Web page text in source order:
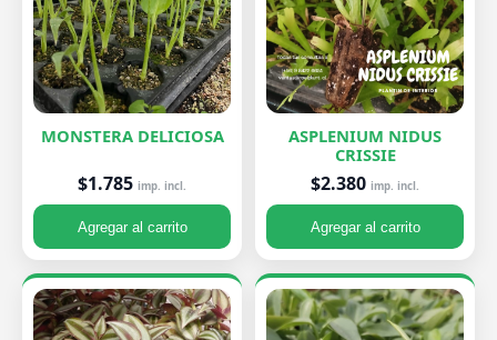
MONSTERA DELICIOSA
$1.785 imp. incl.
Agregar al carrito
ASPLENIUM NIDUS
CRISSIE
$2.380 imp. incl.
Agregar al carrito